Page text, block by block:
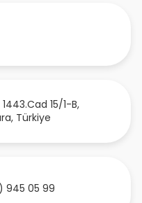
1443.Cad 15/1-B,
, Türkiye
945 05 99